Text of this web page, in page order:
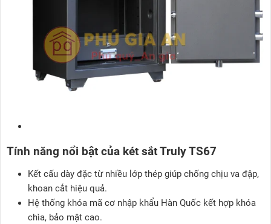
Tính năng nổi bật của két sắt Truly TS67
Kết cấu dày đặc từ nhiều lớp thép giúp chống chịu va đập,
khoan cắt hiệu quả.
Hệ thống khóa mã cơ nhập khẩu Hàn Quốc kết hợp khóa
chìa, bảo mật cao.